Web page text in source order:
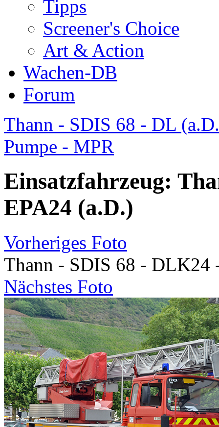
Tipps
Screener's Choice
Art & Action
Wachen-DB
Forum
Thann - SDIS 68 - DL
Pumpe - MPR
Einsatzfahrzeug:
EPA24 (a.D.)
Vorheriges Foto
Thann - SDIS 68 - DLK24
Nächstes Foto